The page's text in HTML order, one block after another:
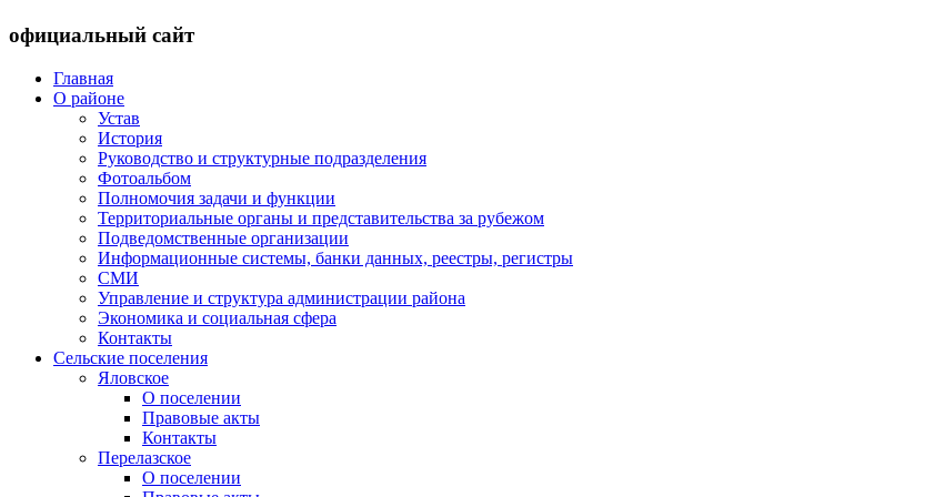
официальный сайт
Главная
О районе
Устав
История
Руководство и структурные подразделения
Фотоальбом
Полномочия задачи и функции
Территориальные органы и представительства за рубежом
Подведомственные организации
Информационные системы, банки данных, реестры, регистры
СМИ
Управление и структура администрации района
Экономика и социальная сфера
Контакты
Сельские поселения
Яловское
О поселении
Правовые акты
Контакты
Перелазское
О поселении